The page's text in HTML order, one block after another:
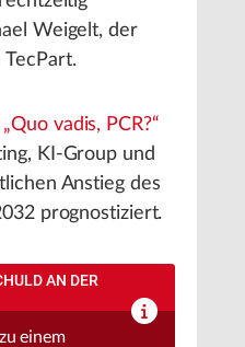
Weigelt, der
„Quo vadis, PCR?“
KI-Group und
Anstieg des
prognostiziert.
AN DER
einem